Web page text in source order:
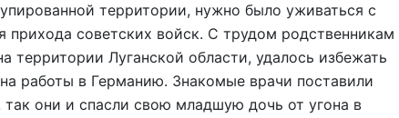
территории, нужно было уживаться с
прихода советских войск. С трудом родственникам
территории Луганской области, удалось избежать
работы в Германию. Знакомые врачи поставили
так они и спасли свою младшую дочь от угона в